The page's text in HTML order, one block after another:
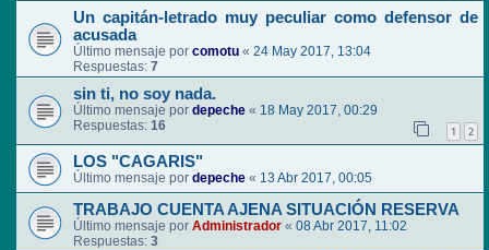
Un capitán-letrado muy peculiar como defensor de
acusada
Último mensaje por comotu « 24 May 2017, 13:04
Respuestas: 7
sin ti, no soy nada.
Último mensaje por depeche « 18 May 2017, 00:29
Respuestas: 16 1 2
LOS "CAGARIS"
Último mensaje por depeche « 13 Abr 2017, 00:05
TRABAJO CUENTA AJENA SITUACIÓN RESERVA
Último mensaje por Administrador « 08 Abr 2017, 11:02
Respuestas: 3